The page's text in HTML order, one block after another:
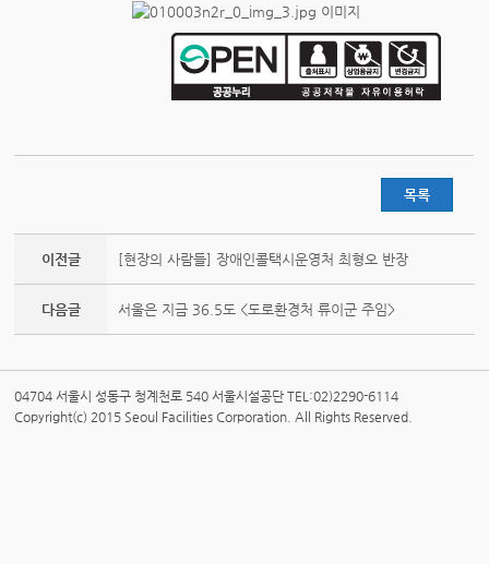
목록
이전글 [현장의 사람들] 장애인콜택시운영처 최형오 반장
다음글 서울은 지금 36.5도 <도로환경처 류이군 주임>
04704 서울시 성동구 청계천로 540 서울시설공단 TEL:02)2290-6114
Copyright(c) 2015 Seoul Facilities Corporation. All Rights Reserved.